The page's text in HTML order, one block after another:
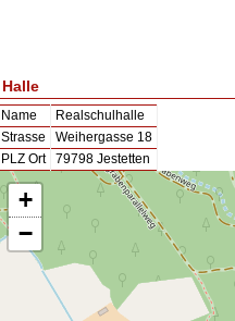
Halle
Name
Realschulhalle
Strasse
Weihergasse 18
PLZ Ort
79798 Jestetten
+
−